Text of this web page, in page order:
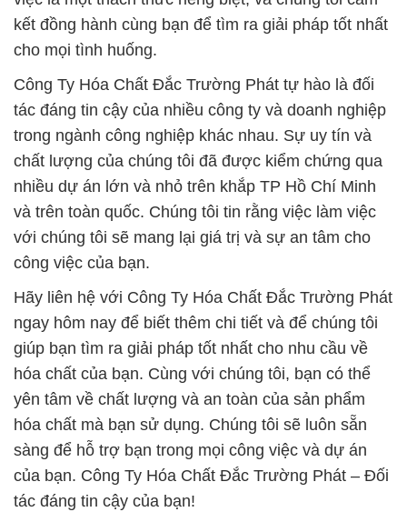
kết đồng hành cùng bạn để tìm ra giải pháp tốt nhất
cho mọi tình huống.
Công Ty Hóa Chất Đắc Trường Phát tự hào là đối
tác đáng tin cậy của nhiều công ty và doanh nghiệp
trong ngành công nghiệp khác nhau. Sự uy tín và
chất lượng của chúng tôi đã được kiểm chứng qua
nhiều dự án lớn và nhỏ trên khắp TP Hồ Chí Minh
và trên toàn quốc. Chúng tôi tin rằng việc làm việc
với chúng tôi sẽ mang lại giá trị và sự an tâm cho
công việc của bạn.
Hãy liên hệ với Công Ty Hóa Chất Đắc Trường Phát
ngay hôm nay để biết thêm chi tiết và để chúng tôi
giúp bạn tìm ra giải pháp tốt nhất cho nhu cầu về
hóa chất của bạn. Cùng với chúng tôi, bạn có thể
yên tâm về chất lượng và an toàn của sản phẩm
hóa chất mà bạn sử dụng. Chúng tôi sẽ luôn sẵn
sàng để hỗ trợ bạn trong mọi công việc và dự án
của bạn. Công Ty Hóa Chất Đắc Trường Phát – Đối
tác đáng tin cậy của bạn!